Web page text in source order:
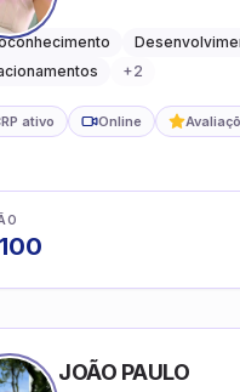
saudáveis
+2
ativo Online
100
JOÃO PAULO